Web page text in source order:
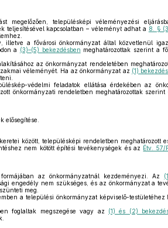
megelőzően, településképi véleményezési
teljesítésével kapcsolatban – véleményt adhat a 8. §
a fővárosi önkormányzat által közvetlenül
a (3)–(5) bekezdésben meghatározottak szerint a
az önkormányzat rendeletében
véleményét. Ha az önkormányzat az (1)
védelmi feladatok ellátása érdekében az
önkormányzati rendeletben meghatározottak szerint
elősegítése.
között, településképi rendeletben meghatározott
nem kötött építési tevékenységek és az Étv. 57/
az önkormányzatnál kezdeményezi. Az
engedély nem szükséges, és az önkormányzat a
meg.
a települési önkormányzat képviselő-
foglaltak megszegése vagy az (1) és (2)